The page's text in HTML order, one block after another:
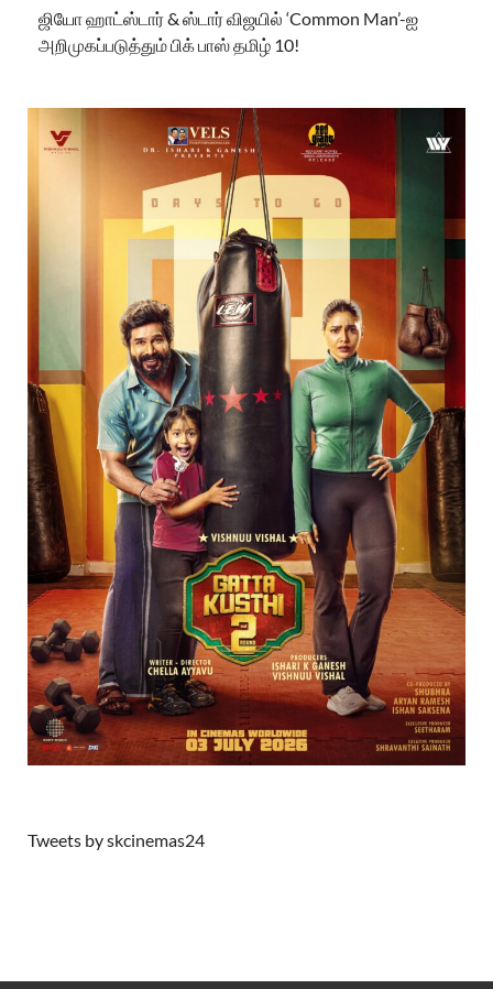
ஜியோ ஹாட்ஸ்டார் & ஸ்டார் விஜயில் ‘Common Man’-ஐ
அறிமுகப்படுத்தும் பிக் பாஸ் தமிழ் 10!
Tweets by skcinemas24